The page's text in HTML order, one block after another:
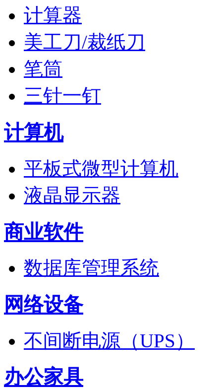
计算器
美工刀/裁纸刀
笔筒
三针一钉
计算机
平板式微型计算机
液晶显示器
商业软件
数据库管理系统
网络设备
不间断电源（UPS）
办公家具